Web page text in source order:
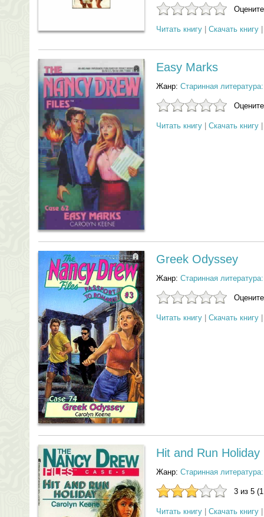
Читать книгу Скачать книгу
Easy Marks
Жанр: Старинная
Читать книгу Скачать книгу
Greek Odyssey
Жанр: Старинная
Читать книгу Скачать книгу
Hit and Run Holiday
Жанр: Старинная
3 из 5
Читать книгу Скачать книгу